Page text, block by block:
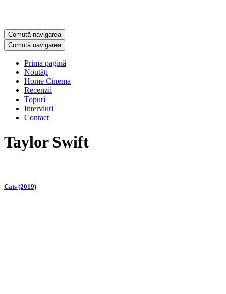
Comută navigarea
Comută navigarea
Prima pagină
Noutăți
Home Cinema
Recenzii
Topuri
Interviuri
Contact
Taylor Swift
Cats (2019)